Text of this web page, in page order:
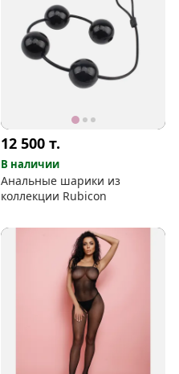
12 500т.
В наличии
Анальные шарики из
коллекции Rubicon